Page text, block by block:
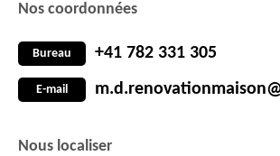
Nos coordonnées
Bureau +41 782 331 305
E-mail
Nous localiser